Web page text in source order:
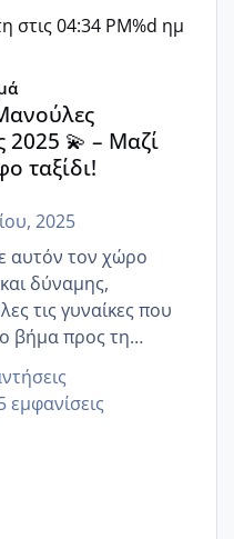
στις 04:34 PM%d ημ
2025 💫 – Μαζί
2025 💫 – Μαζί
ταξίδι!
2025
αυτόν τον χώρο
δύναμης,
τις γυναίκες που
βήμα προς τη
το 2025.
αγωνίες, χαρές,
μικρή ή μεγάλη
εμφανίσεις